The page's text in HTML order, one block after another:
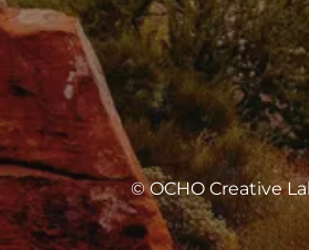
© OCHO Creative